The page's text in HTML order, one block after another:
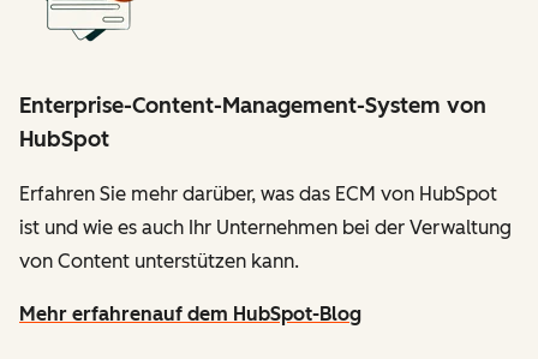
Enterprise-Content-Management-System von
HubSpot
Erfahren Sie mehr darüber, was das ECM von HubSpot
ist und wie es auch Ihr Unternehmen bei der Verwaltung
von Content unterstützen kann.
Mehr erfahrenauf dem HubSpot-Blog